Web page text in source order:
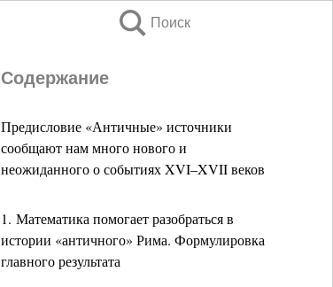
Поиск
Содержание
Предисловие «Античные» источники
сообщают нам много нового и
неожиданного о событиях XVI–XVII веков
1. Математика помогает разобраться в
истории «античного» Рима. Формулировка
главного результата